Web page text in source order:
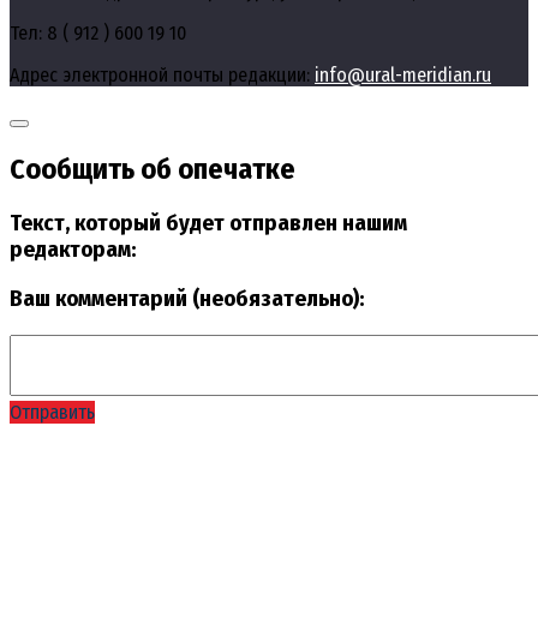
Тел: 8 ( 912 ) 600 19 10
Адрес электронной почты редакции: info@ural-meridian.ru
Сообщить об опечатке
Текст, который будет отправлен нашим
редакторам:
Ваш комментарий (необязательно):
Отправить